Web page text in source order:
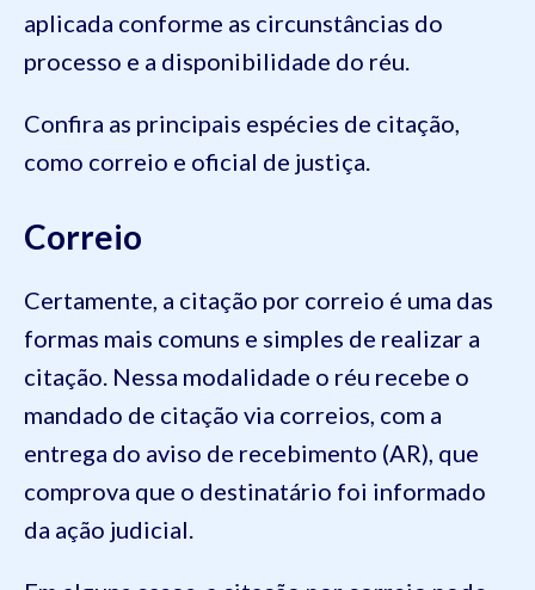
aplicada conforme as circunstâncias do
processo e a disponibilidade do réu.
Confira as principais espécies de citação,
como correio e oficial de justiça.
Correio
Certamente, a citação por correio é uma das
formas mais comuns e simples de realizar a
citação. Nessa modalidade o réu recebe o
mandado de citação via correios, com a
entrega do aviso de recebimento (AR), que
comprova que o destinatário foi informado
da ação judicial.